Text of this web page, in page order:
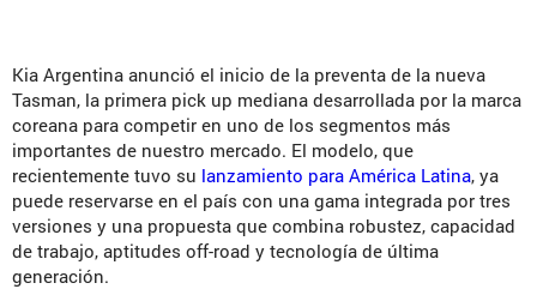
Kia Argentina anunció el inicio de la preventa de la nueva
Tasman, la primera pick up mediana desarrollada por la marca
coreana para competir en uno de los segmentos más
importantes de nuestro mercado. El modelo, que
recientemente tuvo su lanzamiento para América Latina, ya
puede reservarse en el país con una gama integrada por tres
versiones y una propuesta que combina robustez, capacidad
de trabajo, aptitudes off-road y tecnología de última
generación.